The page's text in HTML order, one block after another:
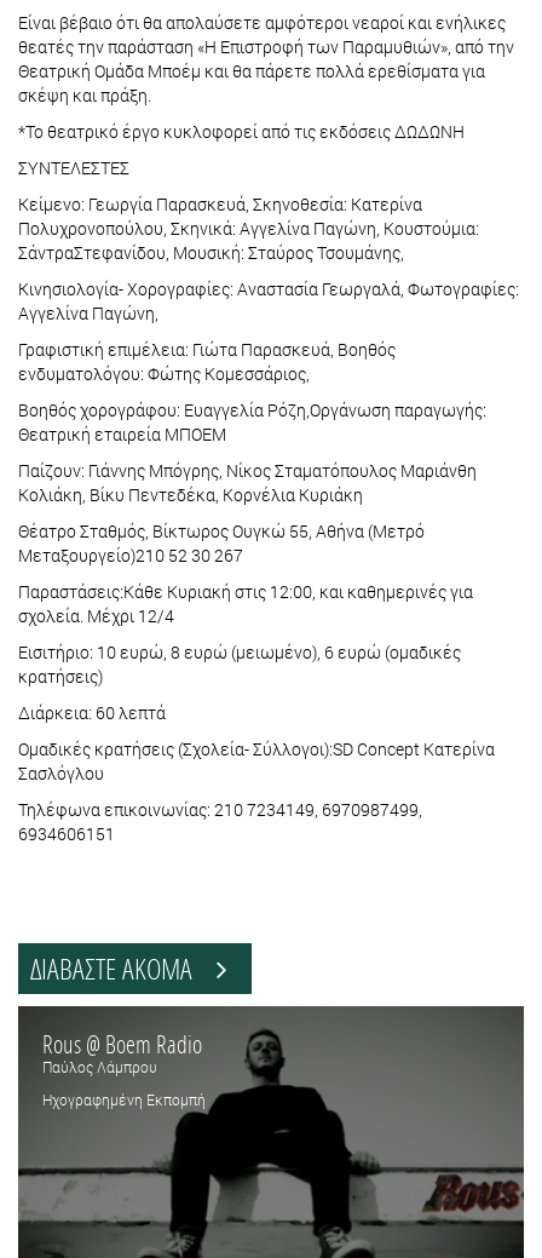
Είναι βέβαιο ότι θα απολαύσετε αμφότεροι νεαροί και ενήλικες
θεατές την παράσταση «Η Επιστροφή των Παραμυθιών», από την
Θεατρική Ομάδα Μποέμ και θα πάρετε πολλά ερεθίσματα για
σκέψη και πράξη.
*Το θεατρικό έργο κυκλοφορεί από τις εκδόσεις ΔΩΔΩΝΗ
ΣΥΝΤΕΛΕΣΤΕΣ
Κείμενο: Γεωργία Παρασκευά, Σκηνοθεσία: Κατερίνα
Πολυχρονοπούλου, Σκηνικά: Αγγελίνα Παγώνη, Κουστούμια:
ΣάντραΣτεφανίδου, Μουσική: Σταύρος Τσουμάνης,
Κινησιολογία- Χορογραφίες: Αναστασία Γεωργαλά, Φωτογραφίες:
Αγγελίνα Παγώνη,
Γραφιστική επιμέλεια: Γιώτα Παρασκευά, Βοηθός
ενδυματολόγου: Φώτης Κομεσσάριος,
Βοηθός χορογράφου: Ευαγγελία Ρόζη,Οργάνωση παραγωγής:
Θεατρική εταιρεία ΜΠΟΕΜ
Παίζουν: Γιάννης Μπόγρης, Νίκος Σταματόπουλος Μαριάνθη
Κολιάκη, Βίκυ Πεντεδέκα, Κορνέλια Κυριάκη
Θέατρο Σταθμός, Βίκτωρος Ουγκώ 55, Αθήνα (Μετρό
Μεταξουργείο)210 52 30 267
Παραστάσεις:Κάθε Κυριακή στις 12:00, και καθημερινές για
σχολεία. Μέχρι 12/4
Εισιτήριο: 10 ευρώ, 8 ευρώ (μειωμένο), 6 ευρώ (ομαδικές
κρατήσεις)
Διάρκεια: 60 λεπτά
Ομαδικές κρατήσεις (Σχολεία- Σύλλογοι):SD Concept Κατερίνα
Σασλόγλου
Τηλέφωνα επικοινωνίας: 210 7234149, 6970987499,
6934606151
ΔΙΑΒΑΣΤΕ ΑΚΟΜΑ
Rous @ Boem Radio
Παύλος Λάμπρου
Ηχογραφημένη Εκπομπή